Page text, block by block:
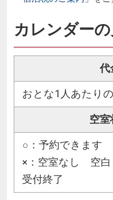
カレンダー
代
おとな1人あたり
空室
○：予約できま
×：空室なし 空
受付終了